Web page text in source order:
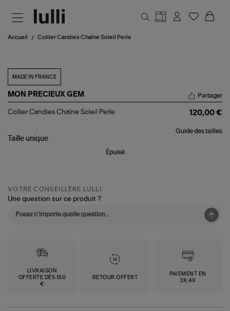
Accueil Collier Candies Chaîne Soleil Perle
MADE IN FRANCE
MON PRECIEUX GEM
Collier
Soleil
Perle
Partager
Collier Candies Chaîne Soleil Perle 120,00 €
Guide des tailles
Taille unique
Épuisé
VOTRE CONSEILLÈRE LULLI
Une question sur ce produit ?
LIVRAISON
OFFERTE DÈS 150
€
RETOUR OFFERT
PAIEMENT EN
3X,4X